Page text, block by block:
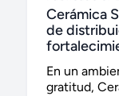
Cerámica
de
En un
gratitud,